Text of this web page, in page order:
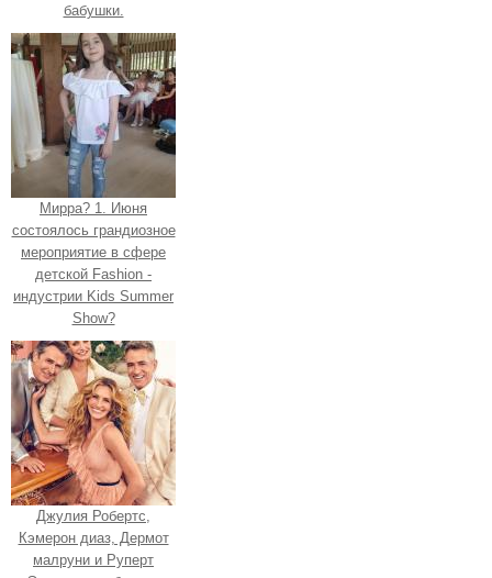
бабушки.
Мирра? 1. Июня
состоялось грандиозное
мероприятие в сфере
детской Fashion -
индустрии Kids Summer
Show?
Джулия Робертс,
Кэмерон диаз, Дермот
малруни и Руперт